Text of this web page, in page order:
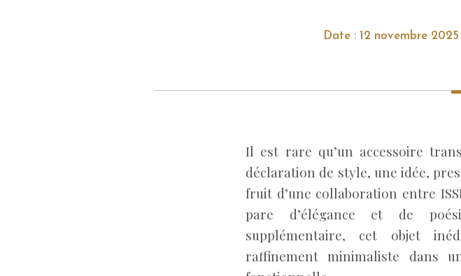
Date : 12 novembre 2025
Il est rare qu’un accessoire
déclaration de style, une idée,
fruit d’une collaboration entre
pare d’élégance et de
supplémentaire, cet objet
raffinement minimaliste dans